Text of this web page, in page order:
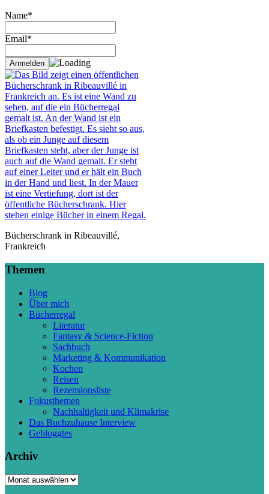
Name*
Email*
Bücherschrank in Ribeauvillé,
Frankreich
Themen
Blog
Über mich
Bücherregal
Literatur
Fantasy & Science-Fiction
Sachbuch
Marketing & Kommunikation
Kochen
Reisen
Rezensionsliste
Fokusthemen
Nachhaltigkeit und Klimakrise
Das Buchzuhause Interview
Gebloggtes
Archiv
Archiv